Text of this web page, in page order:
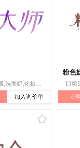
【3类】洗发液;洗面奶;化妆品;美容面膜;口红
加入询价单
粉色
立